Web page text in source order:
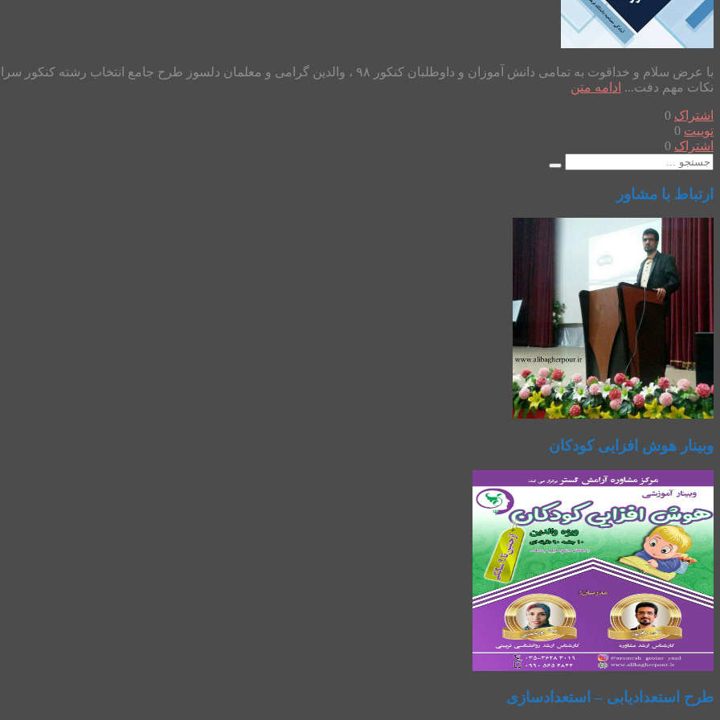
با عرض سلام و خداقوت به تمامی دانش آموزان و داوطلبان کنکور ۹۸ ، والدین گرامی و معلمان
نکات مهم دفت... ادامه متن
اشتراک 0
توییت 0
اشتراک 0
ارتباط با مشاور
وبینار هوش افزایی کودکان
طرح استعدادیابی – استعدادسازی